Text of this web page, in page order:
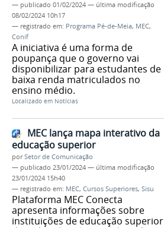
— publicado 01/02/2024 — última modificação
08/02/2024 10h17
— registrado em: Programa Pé-de-Meia, MEC,
Conif
A iniciativa é uma forma de
poupança que o governo vai
disponibilizar para estudantes de
baixa renda matriculados no
ensino médio.
Localizado em Notícias
MEC lança mapa interativo da
educação superior
porSetor de Comunicação
— publicado 23/01/2024 — última modificação
23/01/2024 15h40
— registrado em: MEC, Cursos Superiores, Sisu
Plataforma MEC Conecta
apresenta informações sobre
instituições de educação superior